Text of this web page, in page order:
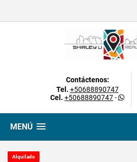
Contáctenos:
Tel. +50688890747
Cel. +50688890747-
MENÚ
Alquilado